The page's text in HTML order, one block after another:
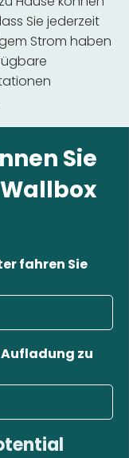
Sie jederzeit
Strom haben
Sie
fahren Sie
zu